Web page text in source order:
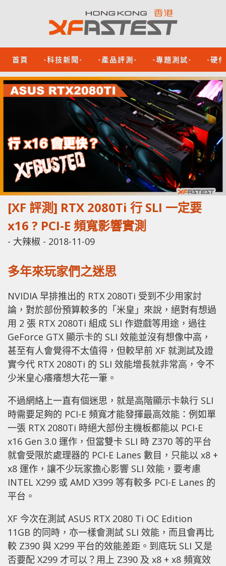
首頁 -科技新聞- -產品評測- -專題測試- -硬
[XF 評測] RTX 2080Ti 行 SLI 一定要
x16 ? PCI-E 頻寬影響實測
- 大辣椒 - 2018-11-09
多年來玩家們之迷思
NVIDIA 早排推出的 RTX 2080Ti 受到不少用家討
論，對於部份預算較多的「米皇」來說，絕對有想過
用 2 張 RTX 2080Ti 組成 SLI 作遊戲等用途，過往
GeForce GTX 顯示卡的 SLI 效能並沒有想像中高，
甚至有人會覺得不太值得，但較早前 XF 就測試及證
實今代 RTX 2080Ti 的 SLI 效能增長就非常高，令不
少米皇心癢癢想大花一筆。
不過網絡上一直有個迷思，就是高階顯示卡執行 SLI
時需要足夠的 PCI-E 頻寬才能發揮最高效能：例如單
一張 RTX 2080Ti 時絕大部份主機板都能以 PCI-E
x16 Gen 3.0 運作，但當雙卡 SLI 時 Z370 等的平台
就會受限於處理器的 PCI-E Lanes 數目，只能以 x8 +
x8 運作，讓不少玩家擔心影響 SLI 效能，要考慮
INTEL X299 或 AMD X399 等有較多 PCI-E Lanes 的
平台。
XF 今次在測試 ASUS RTX 2080 Ti OC Edition
11GB 的同時，亦一樣會測試 SLI 效能，而且會再比
較 Z390 與 X299 平台的效能差距。到底玩 SLI 又是
否要配 X299 才可以？用上 Z390 及 x8 + x8 頻寬效